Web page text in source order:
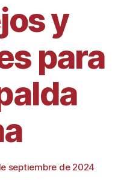
y
para
septiembre de 2024